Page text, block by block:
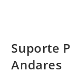
Suporte
Andares